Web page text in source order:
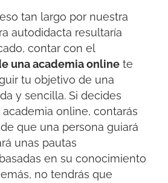
tan largo por nuestra
autodidacta resultaría
contar con el
una academia onlinete
tu objetivo de una
y sencilla. Si decides
online, contarás
que una persona guiará
unas pautas
en su conocimiento
no tendrás que